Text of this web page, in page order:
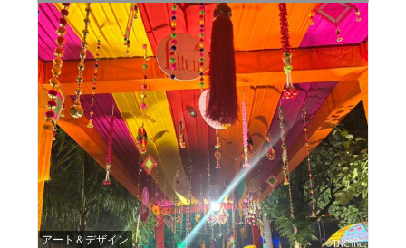
アート＆デザイン